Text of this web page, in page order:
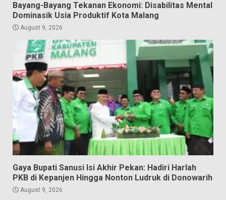
Bayang-Bayang Tekanan Ekonomi: Disabilitas Mental
Dominasik Usia Produktif Kota Malang
August 9, 2026
Gaya Bupati Sanusi Isi Akhir Pekan: Hadiri Harlah
PKB di Kepanjen Hingga Nonton Ludruk di Donowarih
August 9, 2026